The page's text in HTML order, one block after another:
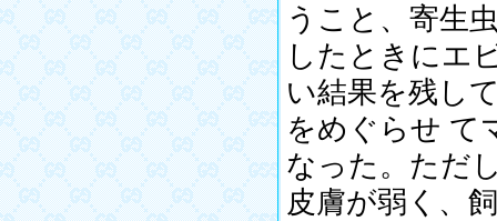
うこと、寄生
したときにエ
い結果を残し
をめぐらせ て
なった。ただ
皮膚が弱く、